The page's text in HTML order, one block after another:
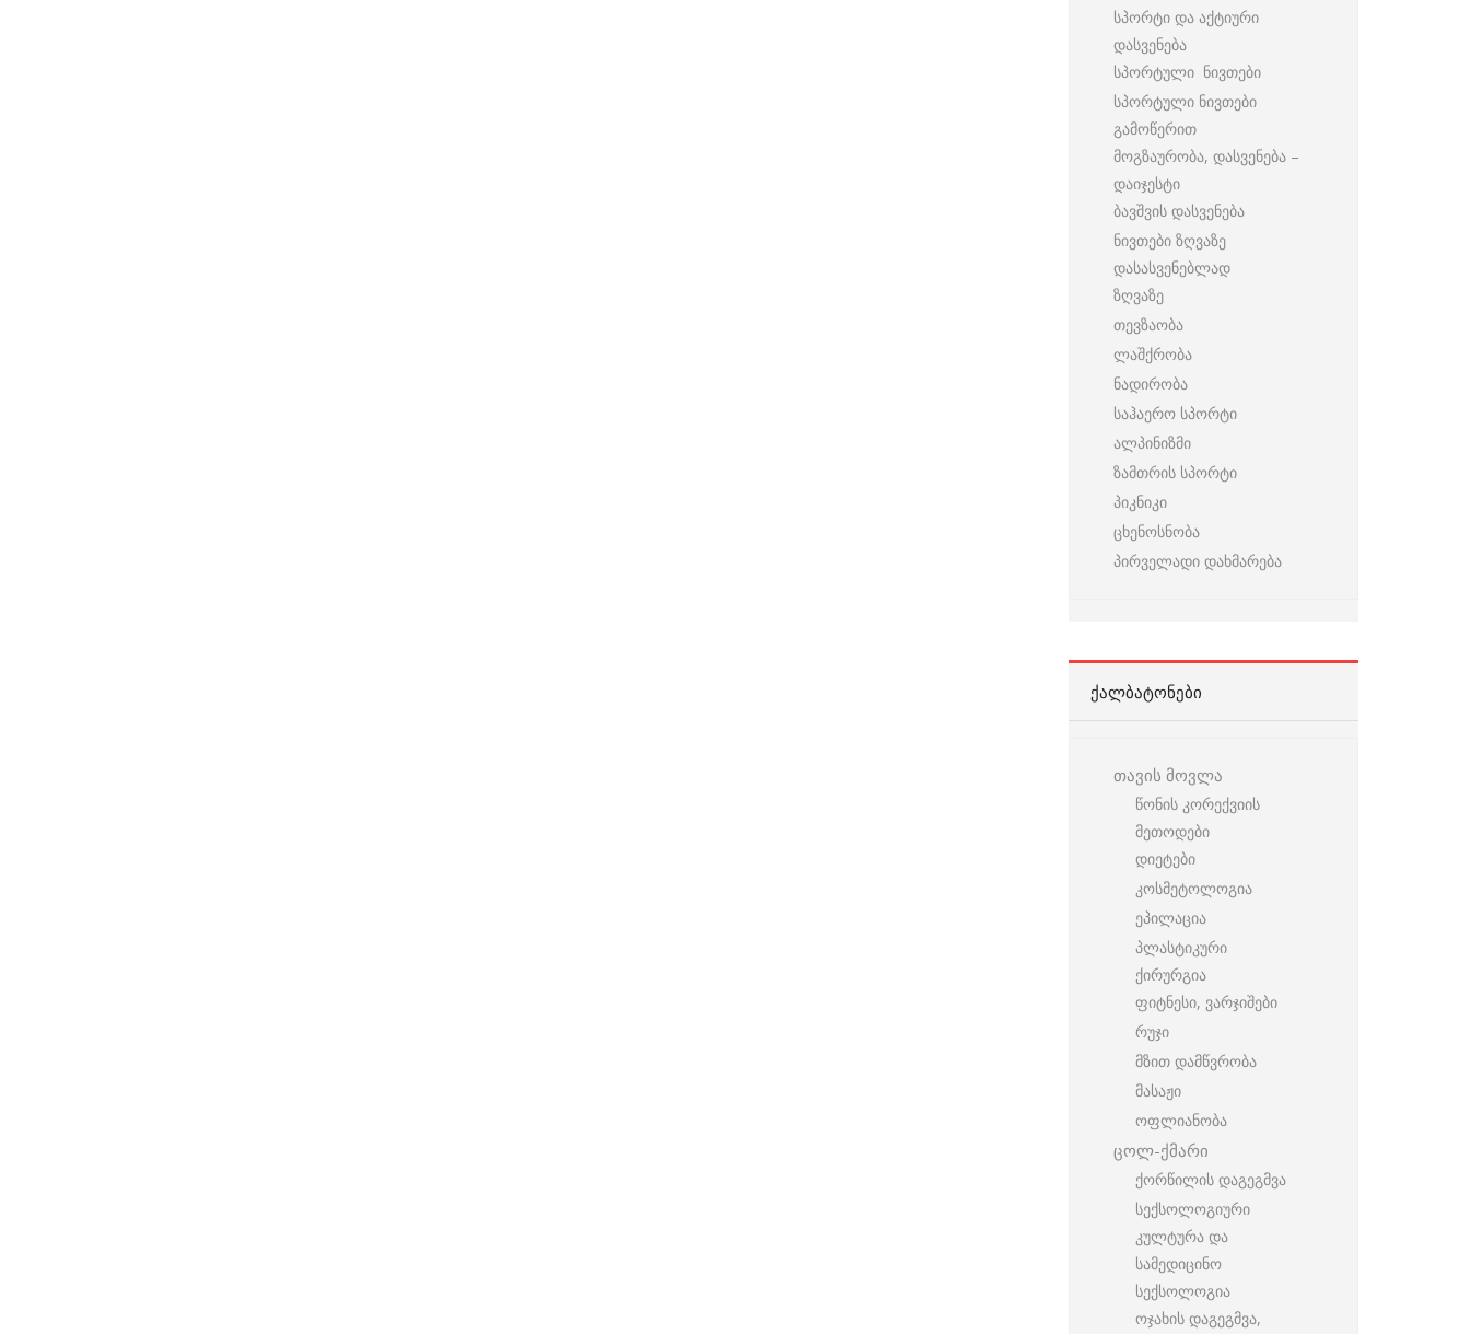
სპორტი და აქტიური
დასვენება
სპორტული ნივთები
სპორტული ნივთები
გამოწერით
მოგზაურობა, დასვენება –
დაიჯესტი
ბავშვის დასვენება
ნივთები ზღვაზე
დასასვენებლად
ზღვაზე
თევზაობა
ლაშქრობა
ნადირობა
საჰაერო სპორტი
ალპინიზმი
ზამთრის სპორტი
პიკნიკი
ცხენოსნობა
პირველადი დახმარება
ᲥᲐᲚᲑᲐᲢᲝᲜᲔᲑᲘ
თავის მოვლა
წონის კორექვიის
მეთოდები
დიეტები
კოსმეტოლოგია
ეპილაცია
პლასტიკური
ქირურგია
ფიტნესი, ვარჯიშები
რუჯი
მზით დამწვრობა
მასაჟი
ოფლიანობა
ცოლ-ქმარი
ქორწილის დაგეგმვა
სექსოლოგიური
კულტურა და
სამედიცინო
სექსოლოგია
ოჯახის დაგეგმვა,